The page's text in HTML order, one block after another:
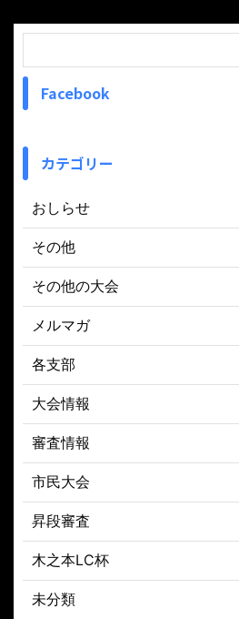
Facebook
カテゴリー
おしらせ
その他
その他の大会
メルマガ
各支部
大会情報
審査情報
市民大会
昇段審査
木之本LC杯
未分類